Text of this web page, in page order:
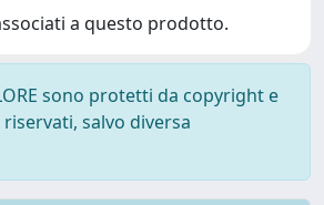
a questo prodotto.
sono protetti da copyright e
salvo diversa